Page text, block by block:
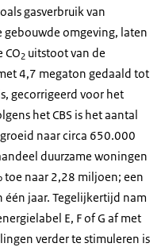
gasverbruik van
omgeving, laten
2 uitstoot van de
4,7 megaton gedaald tot
gecorrigeerd voor het
het CBS is het aantal
naar circa 650.000
duurzame woningen
toe naar 2,28 miljoen; een
jaar. Tegelijkertijd nam
E, F of G af met
verder te stimuleren is